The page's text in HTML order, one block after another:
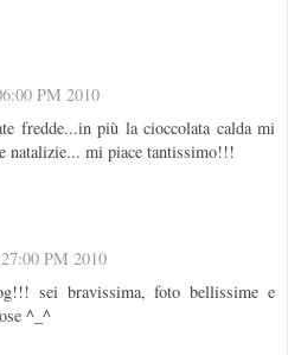
PM 2010
fredde...in più la cioccolata calda mi
natalizie... mi piace tantissimo!!!
PM 2010
sei bravissima, foto bellissime e
^_^